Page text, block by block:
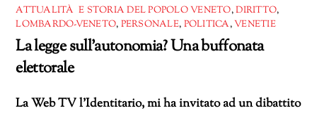
ATTUALITÀ E STORIA DEL POPOLO VENETO,DIRITTO,
LOMBARDO-VENETO, PERSONALE, POLITICA,VENETIE
La legge sull’autonomia? Una buffonata
elettorale
La Web TV l’Identitario, mi ha invitato ad un dibattito